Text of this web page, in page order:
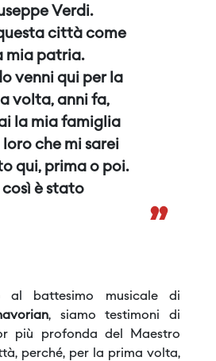
Verdi.
città come
mia patria.
venni qui per la
volta, anni fa,
la mia famiglia
loro che mi sarei
qui, prima o poi.
così è stato
”
al battesimo musicale di
, siamo testimoni di
più profonda del Maestro
perché, per la prima volta,